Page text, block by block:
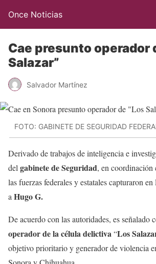
Once Noticias
Cae presunto operador
Salazar”
Salvador Martínez
FOTO: GABINETE DE SEGURIDAD
Derivado de trabajos de inteligencia e
del gabinete de Seguridad, en coordinación
las fuerzas federales y estatales capturaron
a Hugo G.
De acuerdo con las autoridades, es señalado
operador de la célula delictiva“Los
objetivo prioritario y generador de violencia